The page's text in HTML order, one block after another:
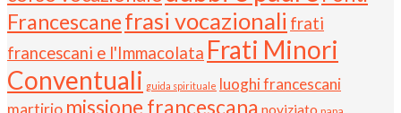
Francescanefrasi vocazionali frati
francescani e l'Immacolata Frati Minori
Conventuali guida spirituale luoghi francescani
martirio missione francescana noviziato